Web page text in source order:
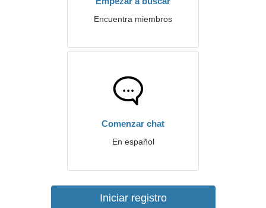
Encuentra miembros
Comenzar chat
En español
Iniciar registro